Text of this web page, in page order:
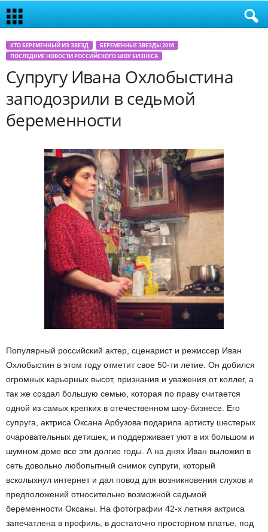
КТО БЕРЕМЕННЫЙ ИЗ ЗВЕЗД
БЕРЕМЕННЫЕ ЗВЕЗДЫ 2016
ПОСЛЕДНИЕ НОВОСТИ РОССИЙСКОГО ШОУ БИЗНЕСА
Супругу Ивана Охлобыстина
заподозрили в седьмой
беременности
Популярный российский актер, сценарист и режиссер Иван
Охлобыстин в этом году отметит свое 50-ти летие. Он добился
огромных карьерных высот, признания и уважения от коллег, а
так же создал большую семью, которая по праву считается
одной из самых крепких в отечественном шоу-бизнесе. Его
супруга, актриса Оксана Арбузова подарила артисту шестерых
очаровательных детишек, и поддерживает уют в их большом и
шумном доме все эти долгие годы. А на днях Иван выложил в
сеть довольно любопытный снимок супруги, который
всколыхнул интернет и дал повод для возникновения слухов и
предположений относительно возможной седьмой
беременности Оксаны. На фотографии 42-х летняя актриса
запечатлена в профиль, в достаточно просторном платье, под